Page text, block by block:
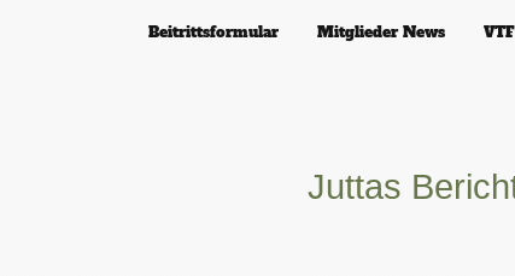
Beitrittsformular Mitglieder News
Juttas